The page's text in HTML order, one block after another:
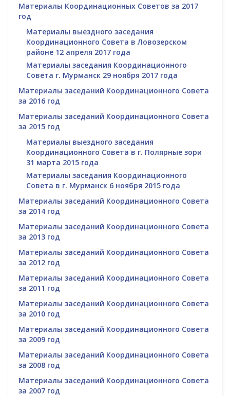
Материалы Координационных Советов за 2017
год
Материалы выездного заседания
Координационного Совета в Ловозерском
районе 12 апреля 2017 года
Материалы заседания Координационного
Совета г. Мурманск 29 ноября 2017 года
Материалы заседаний Координационного Совета
за 2016 год
Материалы заседаний Координационного Совета
за 2015 год
Материалы выездного заседания
Координационного Совета в г. Полярные зори
31 марта 2015 года
Материалы заседания Координационного
Совета в г. Мурманск 6 ноября 2015 года
Материалы заседаний Координационного Совета
за 2014 год
Материалы заседаний Координационного Совета
за 2013 год
Материалы заседаний Координационного Совета
за 2012 год
Материалы заседаний Координационного Совета
за 2011 год
Материалы заседаний Координационного Совета
за 2010 год
Материалы заседаний Координационного Совета
за 2009 год
Материалы заседаний Координационного Совета
за 2008 год
Материалы заседаний Координационного Совета
за 2007 год